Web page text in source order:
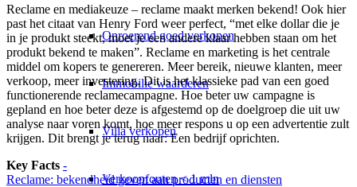
Onroerend goed verkopen
Immobilie waarderen
Villa verkopen
Verkoopfouten < 1 mln
Reclame en mediakeuze – reclame maakt merken bekend! Ook hier
past het citaat van Henry Ford weer perfect, “met elke dollar die je
in je produkt steekt, moet je een andere klaar hebben staan om het
produkt bekend te maken”. Reclame en marketing is het centrale
middel om kopers te genereren. Meer bereik, nieuwe klanten, meer
verkoop, meer investering. Dit is het klassieke pad van een goed
functionerende reclamecampagne. Hoe beter uw campagne is
gepland en hoe beter deze is afgestemd op de doelgroep die uit uw
analyse naar voren komt, hoe meer respons u op een advertentie zult
krijgen. Dit brengt je terug naar:Een bedrijf oprichten.
Key Facts -
Reclame: bekendheid geven aan producten en diensten